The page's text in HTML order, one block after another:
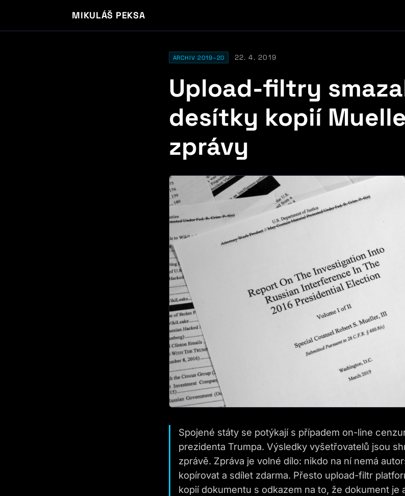
MIKULÁŠ PEKSA
ARCHIV 2019–20 22. 4. 2019
Upload-filtry
desítky kopií
zprávy
Spojené státy se potýkají s případem on-line
prezidenta Trumpa. Výsledky vyšetřovatelů jsou
zprávě. Zpráva je volné dílo: nikdo na ní nemá
kopírovat a sdílet zdarma. Přesto upload-filtr
kopií dokumentu s odkazem na to, že dokument je